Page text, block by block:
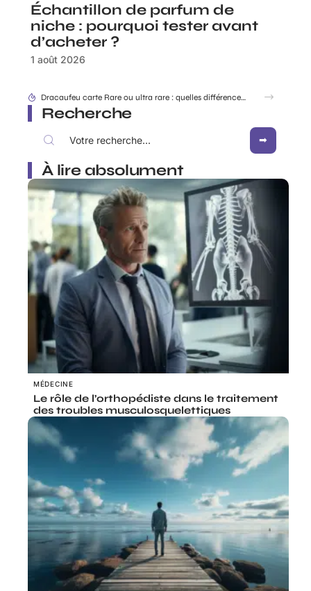
Échantillon de parfum de
niche : pourquoi tester avant
d’acheter ?
1 août 2026
Dracaufeu carte Rare ou ultra rare : quelles différences pour les collectionneurs ?
Recherche
À lire absolument
MÉDECINE
Le rôle de l’orthopédiste dans le traitement
des troubles musculosquelettiques